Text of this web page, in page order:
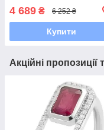
виробу 5,94 г (2180272)
18.5 розмір
4 689 ₴ 6 252 ₴
Купити
Акційні пропозиції